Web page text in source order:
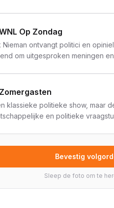
Op Zondag
Nieman ontvangt politici en
om uitgesproken meningen
Zomergasten
klassieke politieke show, maar
en politieke
Bevestig
Sleep de foto om te